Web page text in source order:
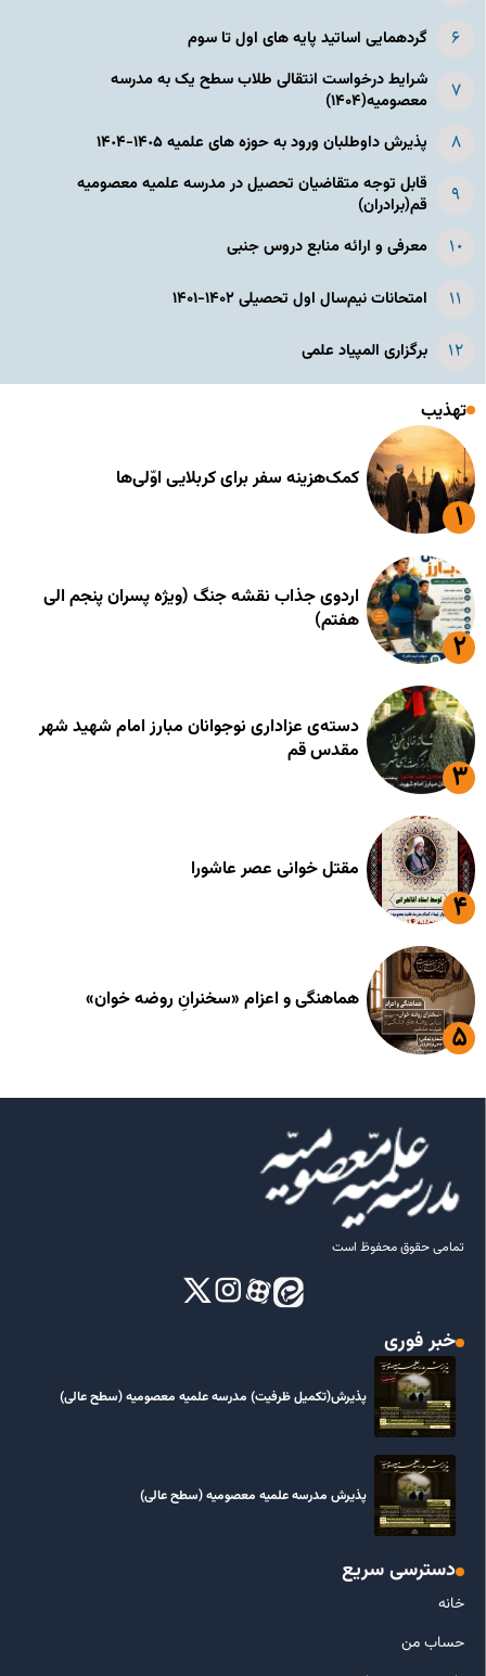
گردهمایی اساتید پایه های اول تا سوم
شرایط درخواست انتقالی طلاب سطح یک به مدرسه
معصومیه(۱۴۰۴)
پذیرش داوطلبان ورود به حوزه های علمیه ١۴٠۵-١۴٠۴
قابل توجه متقاضیان تحصیل در مدرسه علمیه معصومیه
قم(برادران)
معرفی و ارائه منابع دروس جنبی
امتحانات نیم‌سال اول تحصیلی ۱۴۰۲-۱۴۰۱
برگزاری المپیاد علمی
تهذیب
کمک‌هزینه سفر برای کربلایی اوّلی‌ها
اردوی جذاب نقشه جنگ (ویژه پسران پنجم الی
هفتم)
دسته‌ی عزاداری نوجوانان مبارز امام شهید شهر
مقدس قم
مقتل خوانی عصر عاشورا
هماهنگی و اعزام «سخنرانِ روضه خوان»
تمامی حقوق محفوظ است
خبر فوری
پذیرش(تکمیل ظرفیت) مدرسه علمیه معصومیه‌ (سطح عالی)
پذیرش مدرسه علمیه معصومیه‌ (سطح عالی)
دسترسی سریع
خانه
حساب من